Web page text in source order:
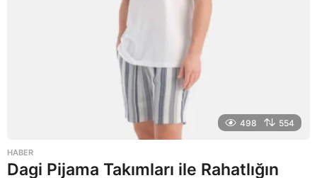
g
498 554
HABER
Dagi Pijama Takımları ile Rahatlığın